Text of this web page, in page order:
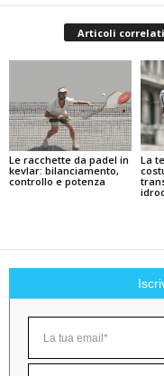
Articoli correlati
Le racchette da padel in
kevlar: bilanciamento,
controllo e potenza
La